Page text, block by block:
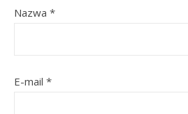
Nazwa *
E-mail *